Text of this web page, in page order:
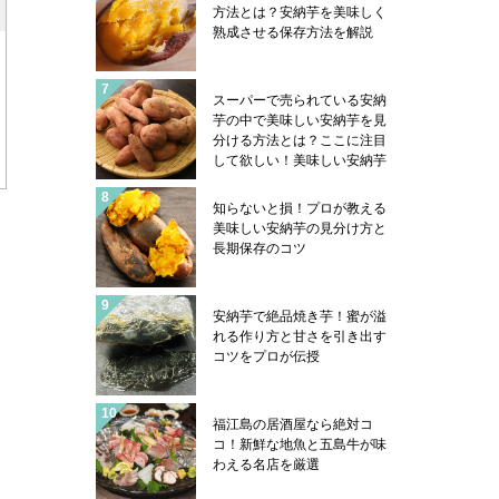
コフグは五島の郷土料理にあ
ります！
方法とは？安納芋を美味しく
熟成させる保存方法を解説
スーパーで売られている安納
芋の中で美味しい安納芋を見
分ける方法とは？ここに注目
して欲しい！美味しい安納芋
す！安納芋を美味しく食べる
コツも紹介
知らないと損！プロが教える
美味しい安納芋の見分け方と
長期保存のコツ
安納芋で絶品焼き芋！蜜が溢
れる作り方と甘さを引き出す
コツをプロが伝授
福江島の居酒屋なら絶対コ
コ！新鮮な地魚と五島牛が味
わえる名店を厳選